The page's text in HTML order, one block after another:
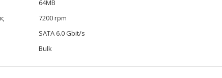
64MB
7200 rpm
SATA 6.0 Gbit/s
Bulk